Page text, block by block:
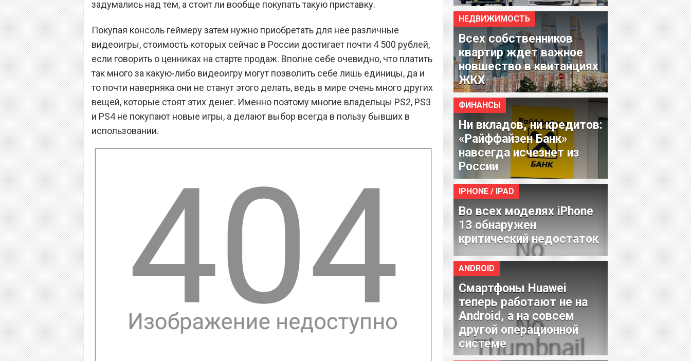
задумались над тем, а стоит ли вообще покупать такую приставку.
Покупая консоль геймеру затем нужно приобретать для нее различные
видеоигры, стоимость которых сейчас в России достигает почти 4 500 рублей,
если говорить о ценниках на старте продаж. Вполне себе очевидно, что платить
так много за какую-либо видеоигру могут позволить себе лишь единицы, да и
то почти наверняка они не станут этого делать, ведь в мире очень много других
вещей, которые стоят этих денег. Именно поэтому многие владельцы PS2, PS3
и PS4 не покупают новые игры, а делают выбор всегда в пользу бывших в
использовании.
НЕДВИЖИМОСТЬ
Всех собственников
квартир ждет важное
новшество в квитанциях
ЖКХ
ФИНАНСЫ
Ни вкладов, ни кредитов:
«Райффайзен Банк»
навсегда исчезнет из
России
IPHONE / IPAD
Во всех моделях iPhone
13 обнаружен
критический недостаток
ANDROID
Смартфоны Huawei
теперь работают не на
Android, а на совсем
другой операционной
системе